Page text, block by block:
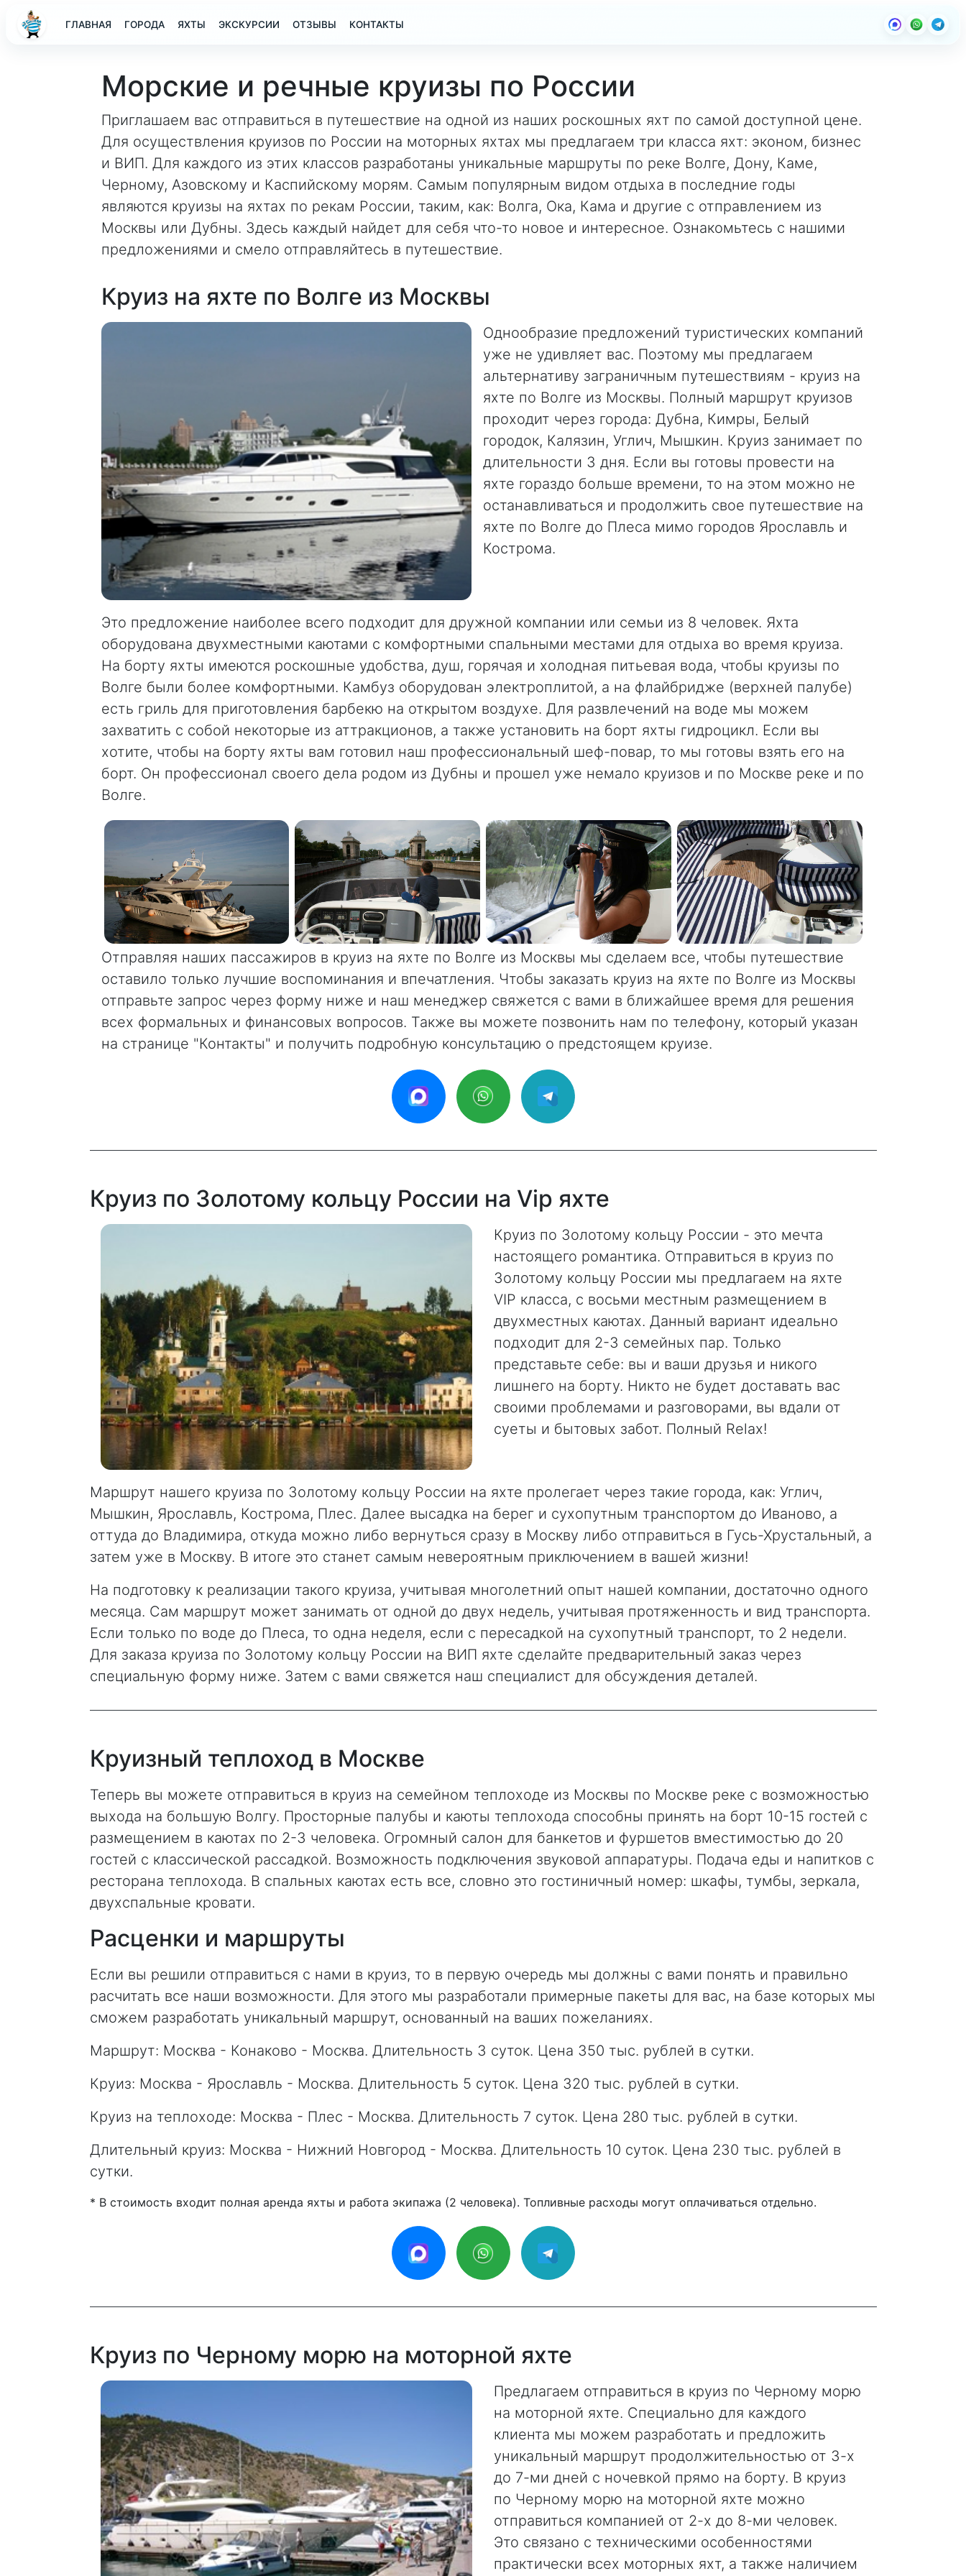
ГЛАВНАЯ ГОРОДА ЯХТЫ ЭКСКУРСИИ ОТЗЫВЫ КОНТАКТЫ
Морские и речные круизы по России
Приглашаем вас отправиться в путешествие на одной из наших роскошных яхт по самой доступной цене.
Для осуществления круизов по России на моторных яхтах мы предлагаем три класса яхт: эконом, бизнес
и ВИП. Для каждого из этих классов разработаны уникальные маршруты по реке Волге, Дону, Каме,
Черному, Азовскому и Каспийскому морям. Самым популярным видом отдыха в последние годы
являются круизы на яхтах по рекам России, таким, как: Волга, Ока, Кама и другие с отправлением из
Москвы или Дубны. Здесь каждый найдет для себя что-то новое и интересное. Ознакомьтесь с нашими
предложениями и смело отправляйтесь в путешествие.
Круиз на яхте по Волге из Москвы
Однообразие предложений туристических компаний
уже не удивляет вас. Поэтому мы предлагаем
альтернативу заграничным путешествиям - круиз на
яхте по Волге из Москвы. Полный маршрут круизов
проходит через города: Дубна, Кимры, Белый
городок, Калязин, Углич, Мышкин. Круиз занимает по
длительности 3 дня. Если вы готовы провести на
яхте гораздо больше времени, то на этом можно не
останавливаться и продолжить свое путешествие на
яхте по Волге до Плеса мимо городов Ярославль и
Кострома.
Это предложение наиболее всего подходит для дружной компании или семьи из 8 человек. Яхта
оборудована двухместными каютами с комфортными спальными местами для отдыха во время круиза.
На борту яхты имеются роскошные удобства, душ, горячая и холодная питьевая вода, чтобы круизы по
Волге были более комфортными. Камбуз оборудован электроплитой, а на флайбридже (верхней палубе)
есть гриль для приготовления барбекю на открытом воздухе. Для развлечений на воде мы можем
захватить с собой некоторые из аттракционов, а также установить на борт яхты гидроцикл. Если вы
хотите, чтобы на борту яхты вам готовил наш профессиональный шеф-повар, то мы готовы взять его на
борт. Он профессионал своего дела родом из Дубны и прошел уже немало круизов и по Москве реке и по
Волге.
Отправляя наших пассажиров в круиз на яхте по Волге из Москвы мы сделаем все, чтобы путешествие
оставило только лучшие воспоминания и впечатления. Чтобы заказать круиз на яхте по Волге из Москвы
отправьте запрос через форму ниже и наш менеджер свяжется с вами в ближайшее время для решения
всех формальных и финансовых вопросов. Также вы можете позвонить нам по телефону, который указан
на странице "Контакты" и получить подробную консультацию о предстоящем круизе.
Круиз по Золотому кольцу России на Vip яхте
Круиз по Золотому кольцу России - это мечта
настоящего романтика. Отправиться в круиз по
Золотому кольцу России мы предлагаем на яхте
VIP класса, с восьми местным размещением в
двухместных каютах. Данный вариант идеально
подходит для 2-3 семейных пар. Только
представьте себе: вы и ваши друзья и никого
лишнего на борту. Никто не будет доставать вас
своими проблемами и разговорами, вы вдали от
суеты и бытовых забот. Полный Relax!
Маршрут нашего круиза по Золотому кольцу России на яхте пролегает через такие города, как: Углич,
Мышкин, Ярославль, Кострома, Плес. Далее высадка на берег и сухопутным транспортом до Иваново, а
оттуда до Владимира, откуда можно либо вернуться сразу в Москву либо отправиться в Гусь-Хрустальный, а
затем уже в Москву. В итоге это станет самым невероятным приключением в вашей жизни!
На подготовку к реализации такого круиза, учитывая многолетний опыт нашей компании, достаточно одного
месяца. Сам маршрут может занимать от одной до двух недель, учитывая протяженность и вид транспорта.
Если только по воде до Плеса, то одна неделя, если с пересадкой на сухопутный транспорт, то 2 недели.
Для заказа круиза по Золотому кольцу России на ВИП яхте сделайте предварительный заказ через
специальную форму ниже. Затем с вами свяжется наш специалист для обсуждения деталей.
Круизный теплоход в Москве
Теперь вы можете отправиться в круиз на семейном теплоходе из Москвы по Москве реке с возможностью
выхода на большую Волгу. Просторные палубы и каюты теплохода способны принять на борт 10-15 гостей с
размещением в каютах по 2-3 человека. Огромный салон для банкетов и фуршетов вместимостью до 20
гостей с классической рассадкой. Возможность подключения звуковой аппаратуры. Подача еды и напитков с
ресторана теплохода. В спальных каютах есть все, словно это гостиничный номер: шкафы, тумбы, зеркала,
двухспальные кровати.
Расценки и маршруты
Если вы решили отправиться с нами в круиз, то в первую очередь мы должны с вами понять и правильно
расчитать все наши возможности. Для этого мы разработали примерные пакеты для вас, на базе которых мы
сможем разработать уникальный маршрут, основанный на ваших пожеланиях.
Маршрут: Москва - Конаково - Москва. Длительность 3 суток. Цена 350 тыс. рублей в сутки.
Круиз: Москва - Ярославль - Москва. Длительность 5 суток. Цена 320 тыс. рублей в сутки.
Круиз на теплоходе: Москва - Плес - Москва. Длительность 7 суток. Цена 280 тыс. рублей в сутки.
Длительный круиз: Москва - Нижний Новгород - Москва. Длительность 10 суток. Цена 230 тыс. рублей в
сутки.
* В стоимость входит полная аренда яхты и работа экипажа (2 человека). Топливные расходы могут оплачиваться отдельно.
Круиз по Черному морю на моторной яхте
Предлагаем отправиться в круиз по Черному морю
на моторной яхте. Специально для каждого
клиента мы можем разработать и предложить
уникальный маршрут продолжительностью от 3-х
до 7-ми дней с ночевкой прямо на борту. В круиз
по Черному морю на моторной яхте можно
отправиться компанией от 2-х до 8-ми человек.
Это связано с техническими особенностями
практически всех моторных яхт, а также наличием